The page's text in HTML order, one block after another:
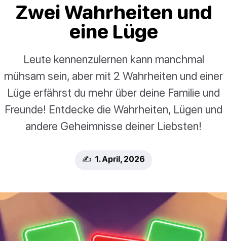
Zwei Wahrheiten und
eine Lüge
Leute kennenzulernen kann manchmal
mühsam sein, aber mit 2 Wahrheiten und einer
Lüge erfährst du mehr über deine Familie und
Freunde! Entdecke die Wahrheiten, Lügen und
andere Geheimnisse deiner Liebsten!
✍️ 1. April, 2026